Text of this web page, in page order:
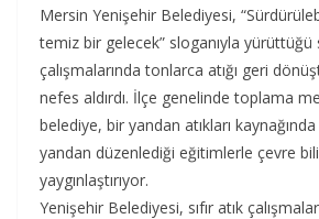
Mersin Yenişehir Belediyesi,
temiz bir gelecek” sloganıyla yürüttüğü
çalışmalarında tonlarca atığı geri
nefes aldırdı. İlçe genelinde toplama
belediye, bir yandan atıkları kaynağında
yandan düzenlediği eğitimlerle çevre
yaygınlaştırıyor.
Yenişehir Belediyesi, sıfır atık